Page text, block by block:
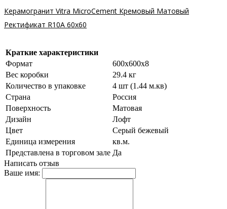
Керамогранит Vitra MicroCement Кремовый Матовый
Ректификат R10A 60x60
Краткие характеристики
Формат
600х600х8
Вес коробки
29.4 кг
Количество в упаковке
4 шт (1.44 м.кв)
Страна
Россия
Поверхность
Матовая
Дизайн
Лофт
Цвет
Серый бежевый
Единица измерения
кв.м.
Представлена в торговом зале Да
Написать отзыв
Ваше имя: